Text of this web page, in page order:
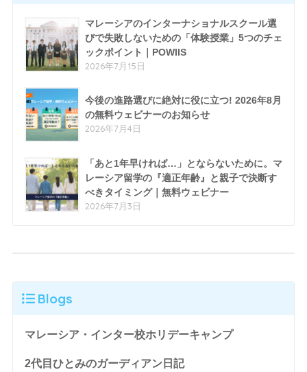
マレーシアのインターナショナルスクール選
びで失敗しないための「体験授業」5つのチェ
ックポイント｜POWIIS
2026年7月15日
今後の進路選びに絶対に役に立つ! 2026年8月
の無料ウェビナーのお知らせ
2026年7月4日
「あと1年早ければ…」とならないために。マ
レーシア留学の『適正年齢』と親子で決断す
べきタイミング｜無料ウェビナー
2026年7月3日
Blogs
マレーシア・インター校ホリデーキャンプ
2代目ひとみのガーディアン日記